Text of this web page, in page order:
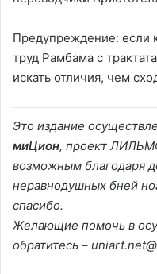
Предупреждение: если
труд Рамбама с
искать отличия, чем
Это издание
миЦион,проект
возможным благодаря
неравнодушных бней
спасибо.
Желающие помочь в
обратитесь –